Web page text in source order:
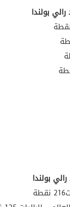
بولندا
بولندا